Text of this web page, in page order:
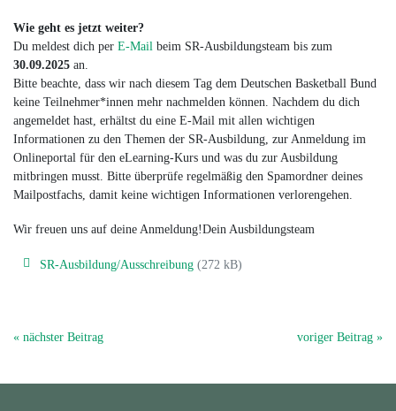
Wie geht es jetzt weiter?
Du meldest dich per E-Mail beim SR-Ausbildungsteam bis zum
30.09.2025 an.
Bitte beachte, dass wir nach diesem Tag dem Deutschen Basketball Bund
keine Teilnehmer*innen mehr nachmelden können. Nachdem du dich
angemeldet hast, erhältst du eine E-Mail mit allen wichtigen
Informationen zu den Themen der SR-Ausbildung, zur Anmeldung im
Onlineportal für den eLearning-Kurs und was du zur Ausbildung
mitbringen musst. Bitte überprüfe regelmäßig den Spamordner deines
Mailpostfachs, damit keine wichtigen Informationen verlorengehen.
Wir freuen uns auf deine Anmeldung!Dein Ausbildungsteam
SR-Ausbildung/Ausschreibung (272 kB)
« nächster Beitrag voriger Beitrag »